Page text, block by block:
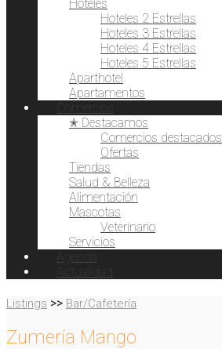
Hoteles
Hoteles 2 Estrellas
Hoteles 3 Estrellas
Hoteles 4 Estrellas
Hoteles 5 Estrellas
Aparthotel
Apartamentos
Comercios
✭ Destacamos
Comercios destacados
Ofertas
Tiendas
Salud & Belleza
Alimentación
Mascotas
Veterinario
Servicios
Agenda
Actualidad
Listings >> Bar/Cafetería
Zumería Mango